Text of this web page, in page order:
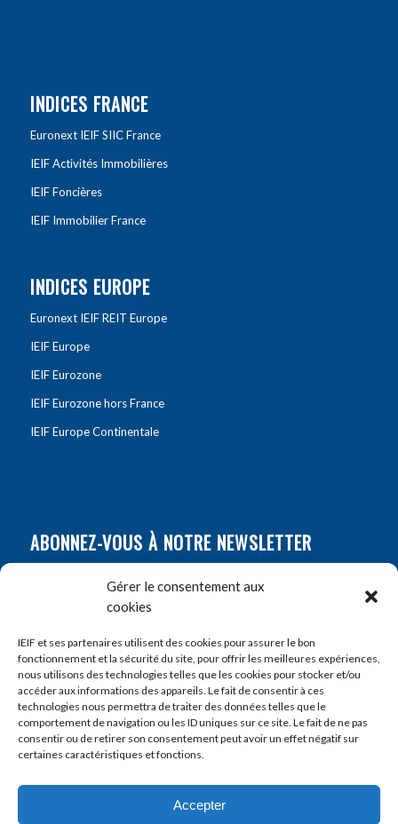
Gérer le consentement aux
cookies
IEIF et ses partenaires utilisent des cookies pour assurer le bon
fonctionnement et la sécurité du site, pour offrir les meilleures expériences,
nous utilisons des technologies telles que les cookies pour stocker et/ou
accéder aux informations des appareils. Le fait de consentir à ces
technologies nous permettra de traiter des données telles que le
comportement de navigation ou les ID uniques sur ce site. Le fait de ne pas
consentir ou de retirer son consentement peut avoir un effet négatif sur
certaines caractéristiques et fonctions.
Accepter
INDICES FRANCE
Euronext IEIF SIIC France
IEIF Activités Immobilières
IEIF Foncières
IEIF Immobilier France
INDICES EUROPE
Euronext IEIF REIT Europe
IEIF Europe
IEIF Eurozone
IEIF Eurozone hors France
IEIF Europe Continentale
ABONNEZ-VOUS À NOTRE NEWSLETTER
Prénom*
E-mail*